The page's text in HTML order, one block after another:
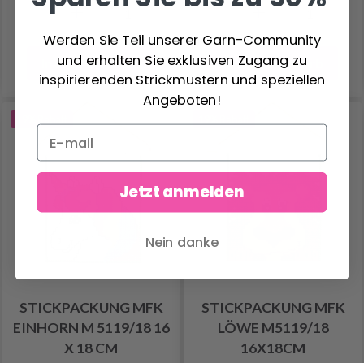
In den Warenkorb In den Warenkorb
STICKPACKUNG MFK
EINHORN M 5119/18 16
X 18 CM
STICKPACKUNG MFK
LÖWE M5119/18
16X18CM
Werden Sie Teil unserer Garn-Community
und erhalten Sie exklusiven Zugang zu
inspirierenden Strickmustern und speziellen
Angeboten!
Jetzt anmelden
Nein danke